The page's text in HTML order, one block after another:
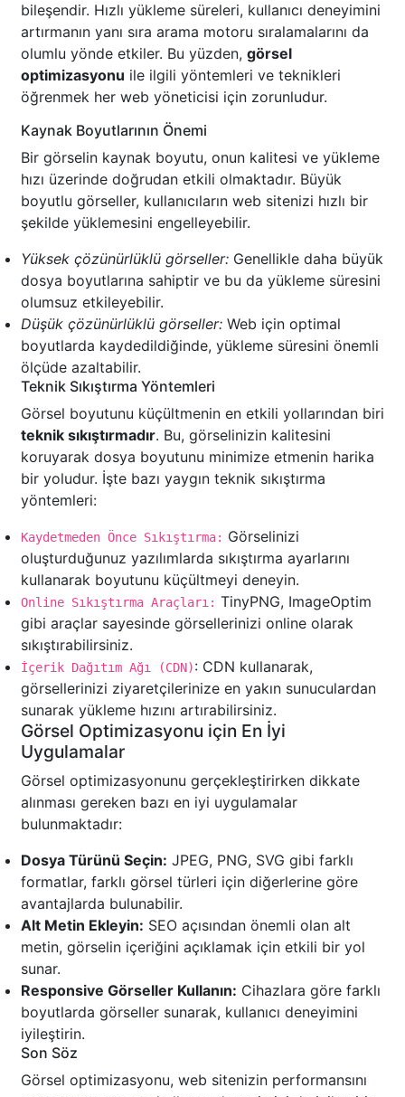
bileşendir. Hızlı yükleme süreleri, kullanıcı deneyimini
artırmanın yanı sıra arama motoru sıralamalarını da
olumlu yönde etkiler. Bu yüzden, görsel
optimizasyonu ile ilgili yöntemleri ve teknikleri
öğrenmek her web yöneticisi için zorunludur.
Kaynak Boyutlarının Önemi
Bir görselin kaynak boyutu, onun kalitesi ve yükleme
hızı üzerinde doğrudan etkili olmaktadır. Büyük
boyutlu görseller, kullanıcıların web sitenizi hızlı bir
şekilde yüklemesini engelleyebilir.
Yüksek çözünürlüklü görseller: Genellikle daha büyük
dosya boyutlarına sahiptir ve bu da yükleme süresini
olumsuz etkileyebilir.
Düşük çözünürlüklü görseller: Web için optimal
boyutlarda kaydedildiğinde, yükleme süresini önemli
ölçüde azaltabilir.
Teknik Sıkıştırma Yöntemleri
Görsel boyutunu küçültmenin en etkili yollarından biri
teknik sıkıştırmadır. Bu, görselinizin kalitesini
koruyarak dosya boyutunu minimize etmenin harika
bir yoludur. İşte bazı yaygın teknik sıkıştırma
yöntemleri:
Kaydetmeden Önce Sıkıştırma: Görselinizi
oluşturduğunuz yazılımlarda sıkıştırma ayarlarını
kullanarak boyutunu küçültmeyi deneyin.
Online Sıkıştırma Araçları: TinyPNG, ImageOptim
gibi araçlar sayesinde görsellerinizi online olarak
sıkıştırabilirsiniz.
İçerik Dağıtım Ağı (CDN): CDN kullanarak,
görsellerinizi ziyaretçilerinize en yakın sunuculardan
sunarak yükleme hızını artırabilirsiniz.
Görsel Optimizasyonu için En İyi
Uygulamalar
Görsel optimizasyonunu gerçekleştirirken dikkate
alınması gereken bazı en iyi uygulamalar
bulunmaktadır:
Dosya Türünü Seçin: JPEG, PNG, SVG gibi farklı
formatlar, farklı görsel türleri için diğerlerine göre
avantajlarda bulunabilir.
Alt Metin Ekleyin: SEO açısından önemli olan alt
metin, görselin içeriğini açıklamak için etkili bir yol
sunar.
Responsive Görseller Kullanın: Cihazlara göre farklı
boyutlarda görseller sunarak, kullanıcı deneyimini
iyileştirin.
Son Söz
Görsel optimizasyonu, web sitenizin performansını